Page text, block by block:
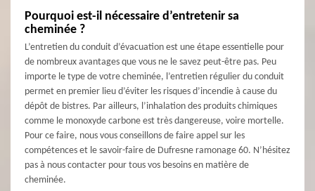
Pourquoi est-il nécessaire d’entretenir sa
cheminée ?
L’entretien du conduit d’évacuation est une étape essentielle pour
de nombreux avantages que vous ne le savez peut-être pas. Peu
importe le type de votre cheminée, l’entretien régulier du conduit
permet en premier lieu d’éviter les risques d’incendie à cause du
dépôt de bistres. Par ailleurs, l’inhalation des produits chimiques
comme le monoxyde carbone est très dangereuse, voire mortelle.
Pour ce faire, nous vous conseillons de faire appel sur les
compétences et le savoir-faire de Dufresne ramonage 60. N’hésitez
pas à nous contacter pour tous vos besoins en matière de
cheminée.